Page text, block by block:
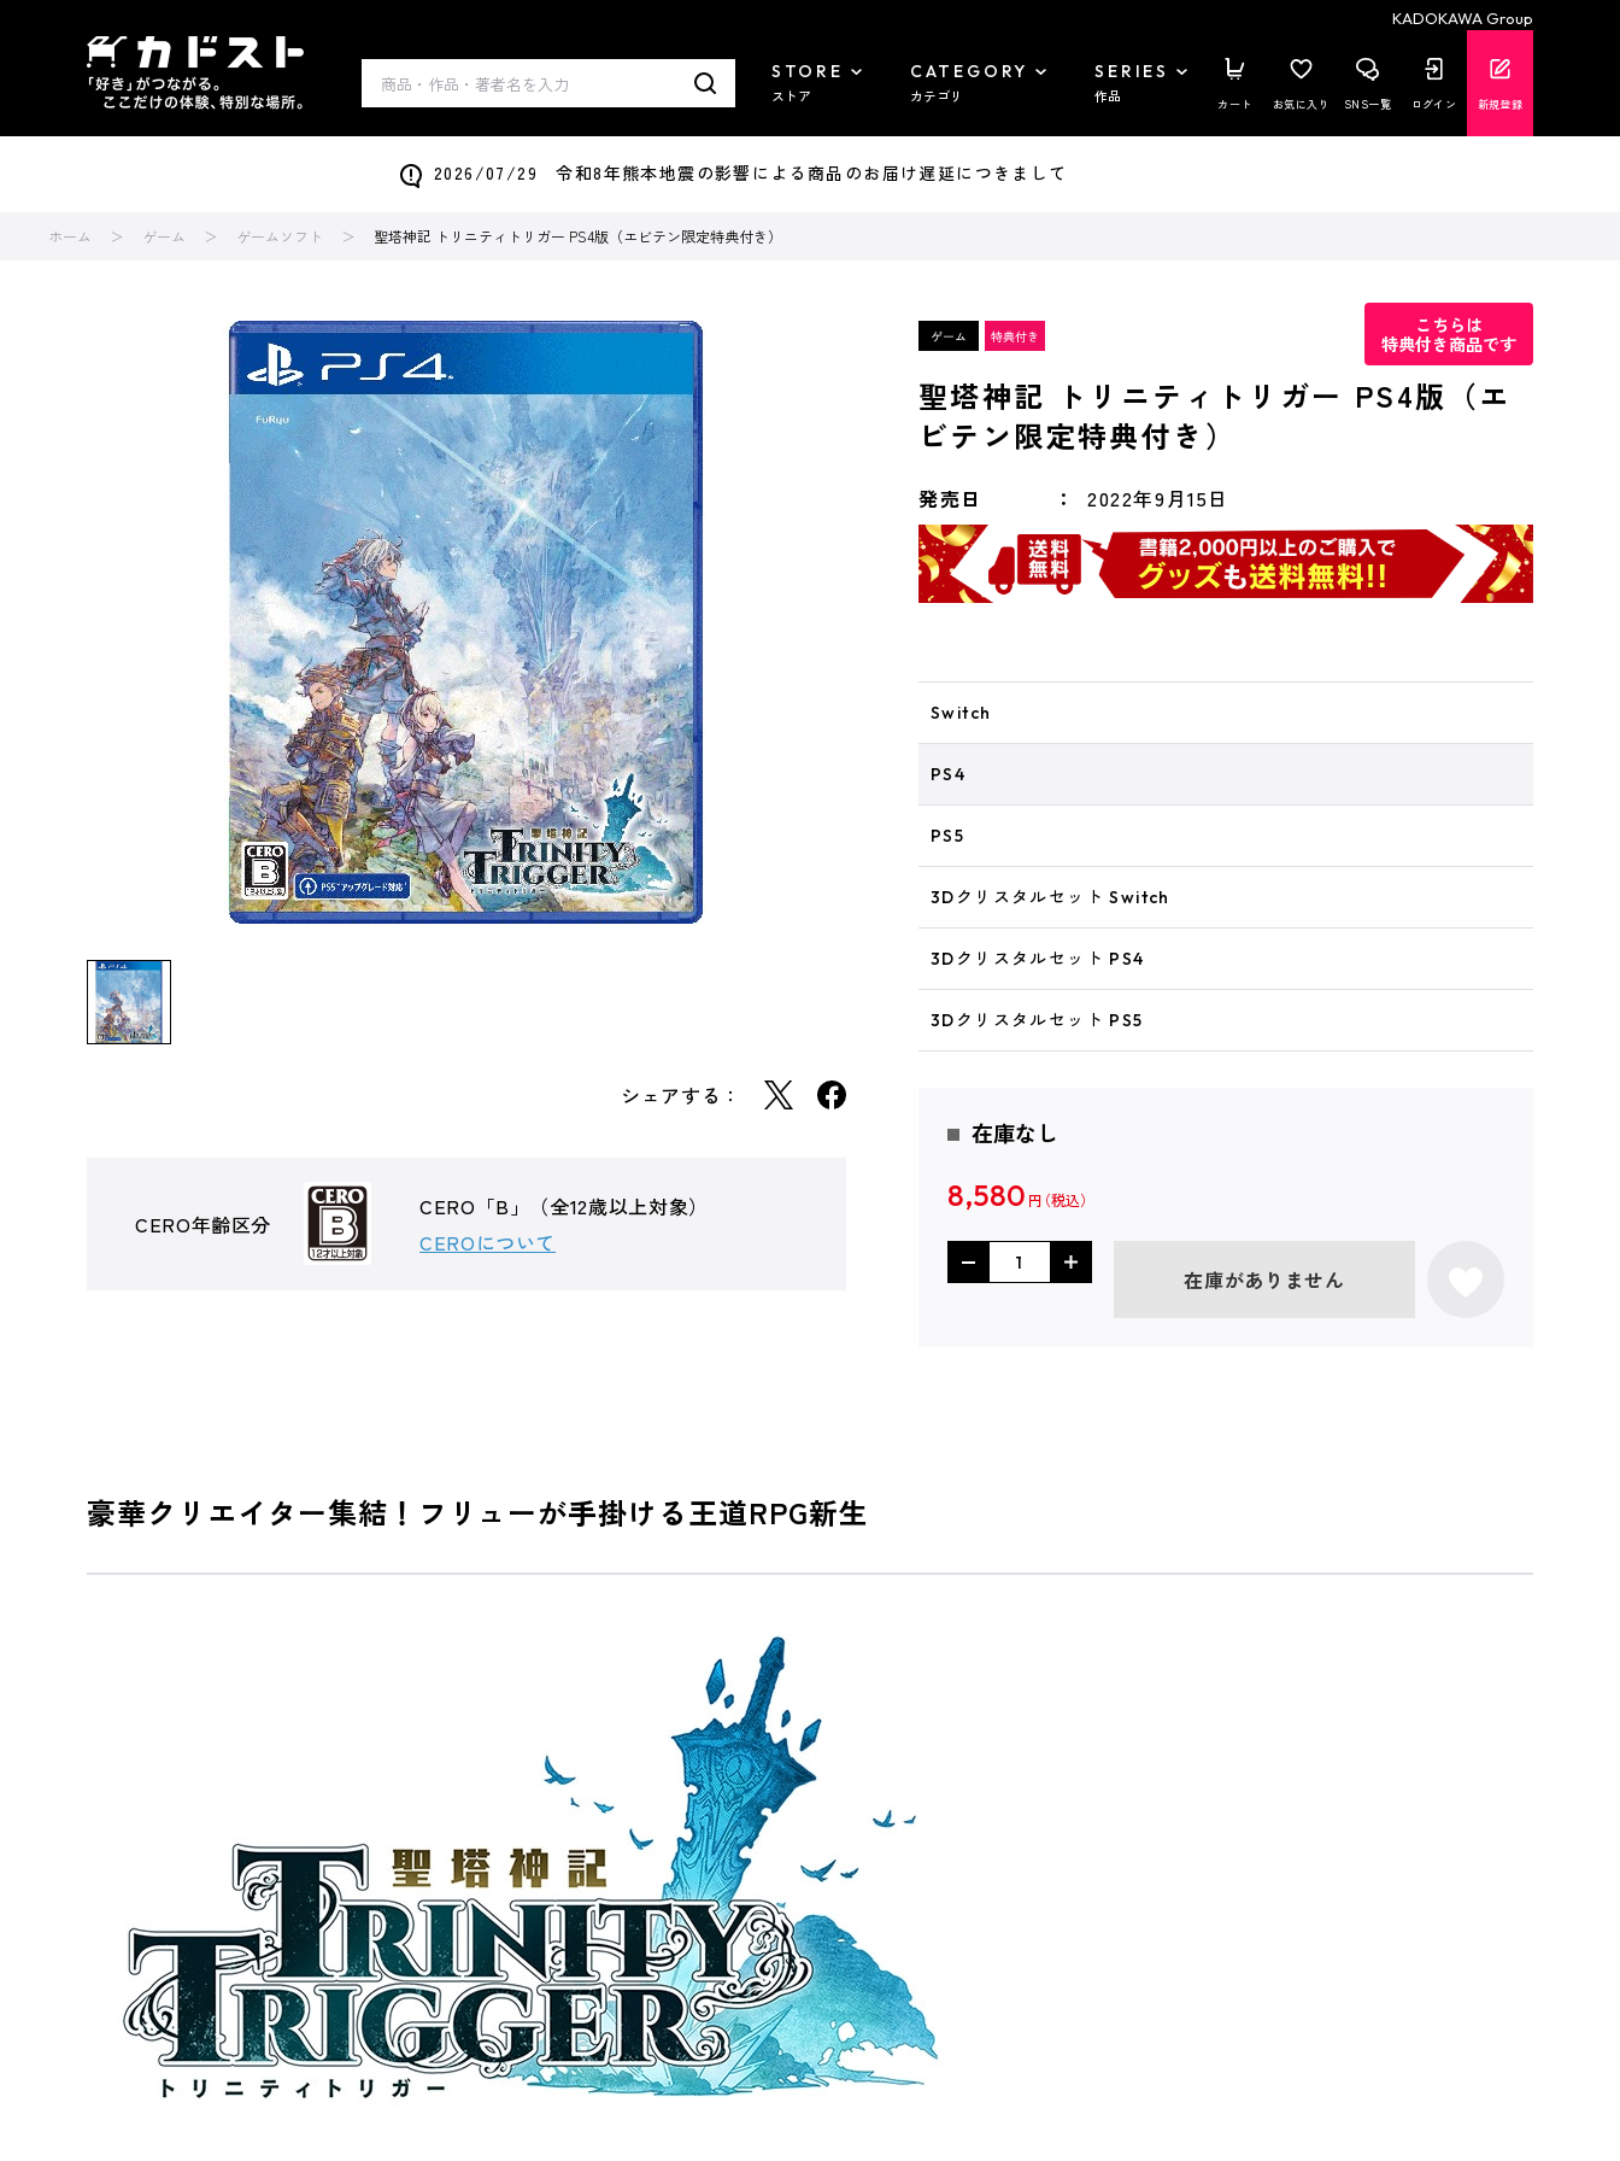
KADOKAWA Group
STORE
ストア
CATEGORY
カテゴリ
SERIES
作品 カート お気に入り SNS一覧 ログイン 新規登録
2026/07/29 令和8年熊本地震の影響による商品のお届け遅延につきまして
ホーム ゲーム ゲームソフト 聖塔神記 トリニティトリガー PS4版（エビテン限定特典付き）
シェアする：
CERO年齢区分
CERO「B」（全12歳以上対象）
CEROについて
こちらは
特典付き商品です
聖塔神記 トリニティトリガー PS4版（エ
ビテン限定特典付き）
発売日 2022年9月15日
Switch
PS4
PS5
3Dクリスタルセット Switch
3Dクリスタルセット PS4
3Dクリスタルセット PS5
在庫なし
8,580 円
在庫がありません
豪華クリエイター集結！フリューが手掛ける王道RPG新生